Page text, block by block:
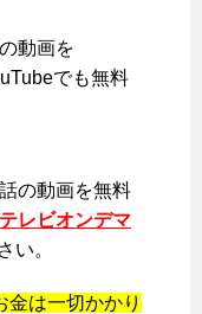
動画を
でも無料
の動画を無料
レビオンデマ
い。
金は一切かかり